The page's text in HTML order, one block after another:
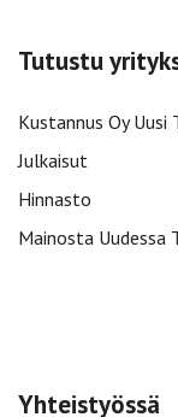
Tutustu
Kustannus Oy Uusi
Julkaisut
Hinnasto
Mainosta Uudessa
Yhteistyössä